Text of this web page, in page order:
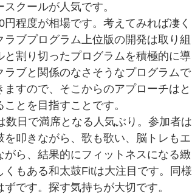
クールが人気です。
程度が相場です。考えてみれば凄く
ブプログラム上位版の開発は取り組
割り切ったプログラムを積極的に導
ブと関係のなさそうなプログラムで
すので、そこからのアプローチはと
とを目指すことです。
日で満席となる人気ぶり。参加者は
叩きながら、歌も歌い、脳トレもエ
ら、結果的にフィットネスになる緻
もある和太鼓Fitは大注目です。同様
です。探す気持ちが大切です。